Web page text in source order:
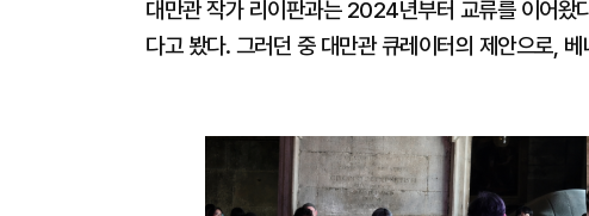
대만관 작가 리이판과는 2024년부터 교류를 이어왔
다고 봤다. 그러던 중 대만관 큐레이터의 제안으로,